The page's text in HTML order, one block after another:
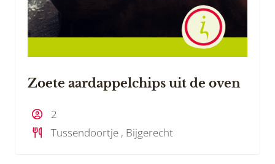
Zoete aardappelchips uit de oven
2
Tussendoortje , Bijgerecht